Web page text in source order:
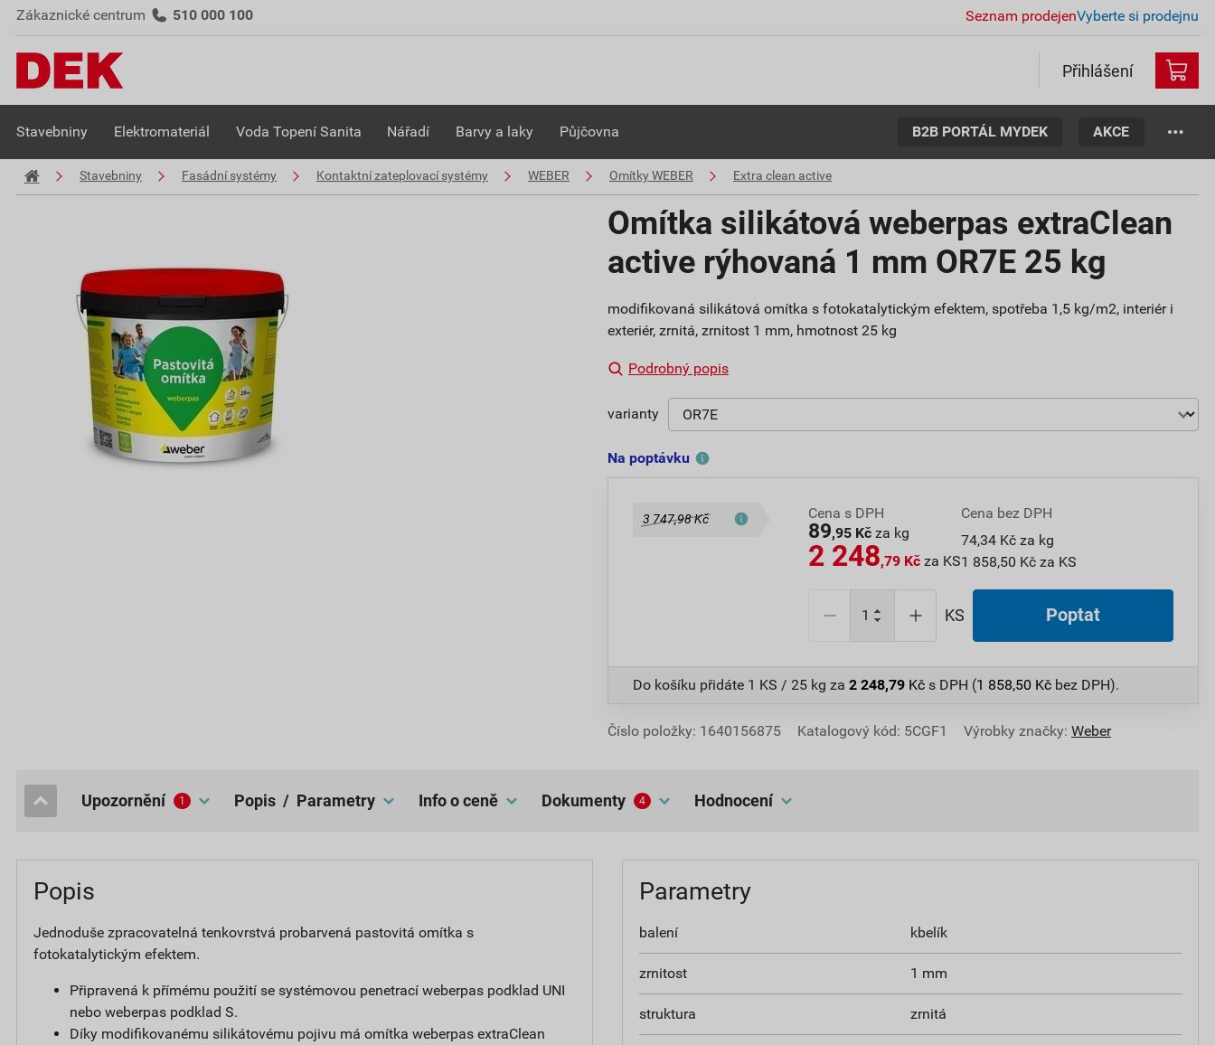
Zákaznické centrum 510 000 100 Seznam prodejenVyberte si prodejnu
Přihlášení
Stavebniny Elektromateriál Voda Topení Sanita Nářadí Barvy a laky Půjčovna B2B PORTÁL MYDEK AKCE
Stavebniny Fasádní systémy Kontaktní zateplovací systémy WEBER Omítky WEBER Extra clean active
Omítka silikátová weberpas extraClean
active rýhovaná 1 mm OR7E 25 kg
modifikovaná silikátová omítka s fotokatalytickým efektem, spotřeba 1,5 kg/m2, interiér i
exteriér, zrnitá, zrnitost 1 mm, hmotnost 25 kg
Podrobný popis
varianty
Na poptávku
3 747,98 Kč Cena s DPH
89,95 Kč za kg
2 248,79 Kč za KS
Cena bez DPH
74,34 Kč za kg
1 858,50 Kč za KS
KS Poptat
Do košíku přidáte 1 KS / 25 kg za 2 248,79 Kč s DPH (1 858,50 Kč bez DPH).
Číslo položky: 1640156875 Katalogový kód: 5CGF1 Výrobky značky: Weber
popis / Parametry
upozornění 1 Info o ceně dokumenty 4 hodnocení
Popis
Jednoduše zpracovatelná tenkovrstvá probarvená pastovitá omítka s
fotokatalytickým efektem.
Připravená k přímému použití se systémovou penetrací weberpas podklad UNI
nebo weberpas podklad S.
Díky modifikovanému silikátovému pojivu má omítka weberpas extraClean
Parametry
balení kbelík
zrnitost 1 mm
struktura zrnitá